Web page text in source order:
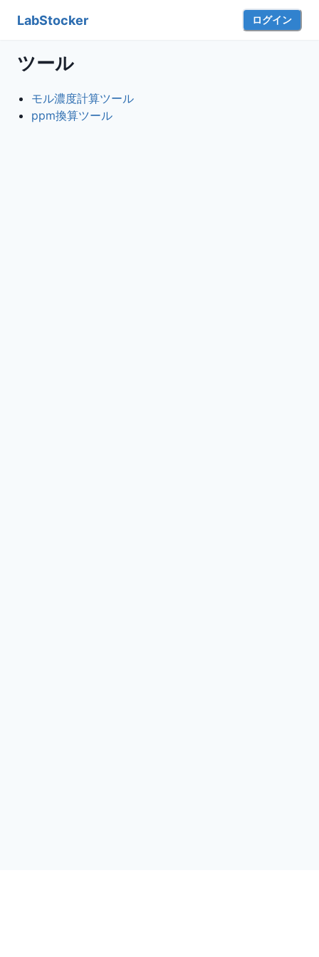
LabStocker ログイン
ツール
モル濃度計算ツール
ppm換算ツール